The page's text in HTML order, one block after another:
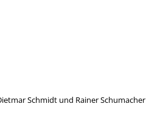
Schmidt und Rainer Schumacher